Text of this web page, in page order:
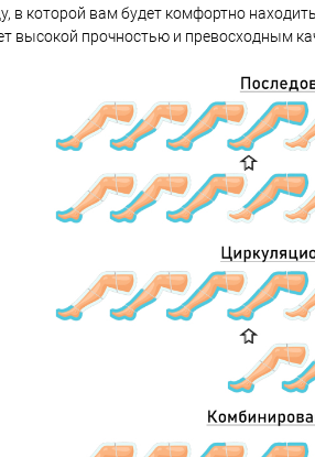
которой вам будет комфортно
высокой прочностью и превосходным